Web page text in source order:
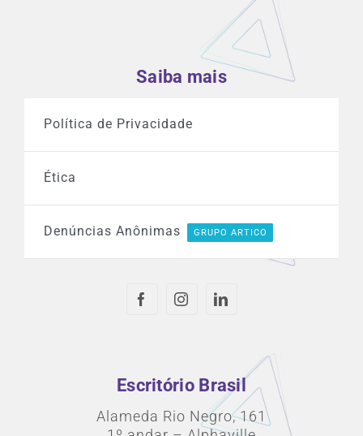
Saiba mais
Política de Privacidade
Ética
Denúncias Anônimas GRUPO ARTICO
Escritório Brasil
Alameda Rio Negro, 161